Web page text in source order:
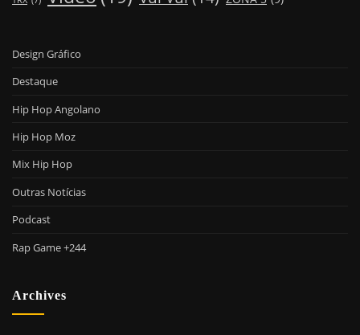
Design Gráfico
Destaque
Hip Hop Angolano
Hip Hop Moz
Mix Hip Hop
Outras Notícias
Podcast
Rap Game +244
Archives